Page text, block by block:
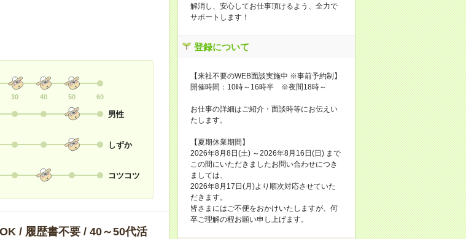
30 40 50 60
男性
しずか
コツコツ
/ 履歴書不要 / 40～50代活
解消し、安心してお仕事頂けるよう、全力で
サポートします！
登録について
【来社不要のWEB面談実施中 ※事前予約制】
開催時間：10時～16時半 ※夜間18時～
お仕事の詳細はご紹介・面談時等にお伝えい
たします。
【夏期休業期間】
2026年8月8日(土) ～2026年8月16日(日) まで
この間にいただきましたお問い合わせにつき
ましては、
2026年8月17日(月)より順次対応させていた
だきます。
皆さまにはご不便をおかけいたしますが、何
卒ご理解の程お願い申し上げます。